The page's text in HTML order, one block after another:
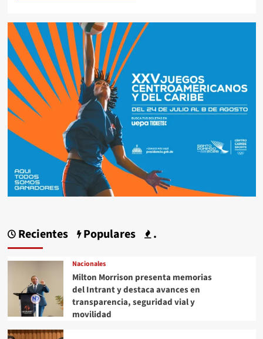
Recientes Populares .
Nacionales
Milton Morrison presenta memorias
del Intrant y destaca avances en
transparencia, seguridad vial y
movilidad